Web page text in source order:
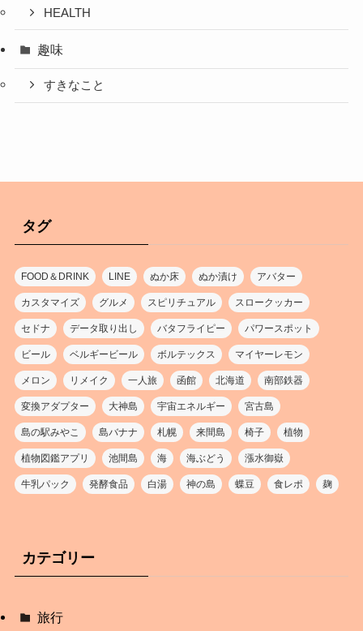
HEALTH
趣味
すきなこと
タグ
FOOD＆DRINK LINE ぬか床 ぬか漬け アバター
カスタマイズ グルメ スピリチュアル スロークッカー
セドナ データ取り出し バタフライピー パワースポット
ビール ベルギービール ボルテックス マイヤーレモン
メロン リメイク 一人旅 函館 北海道 南部鉄器
変換アダプター 大神島 宇宙エネルギー 宮古島
島の駅みやこ 島バナナ 札幌 来間島 椅子 植物
植物図鑑アプリ 池間島 海 海ぶどう 漲水御嶽
牛乳パック 発酵食品 白湯 神の島 蝶豆 食レポ 麹
カテゴリー
旅行